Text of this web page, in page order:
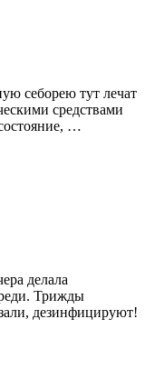
себорею тут лечат
средствами
…
делала
Трижды
дезинфицируют!